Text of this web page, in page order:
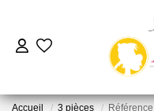
Accueil 3 pièces